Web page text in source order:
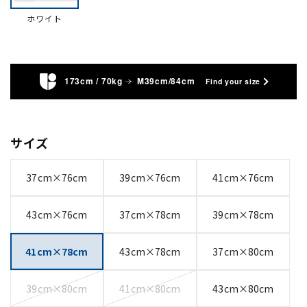
ホワイト
173cm / 70kg M39cm/84cm Find your size
サイズ
37cm×76cm 39cm×76cm 41cm×76cm
43cm×76cm 37cm×78cm 39cm×78cm
41cm×78cm 43cm×78cm 37cm×80cm
39cm×80cm 41cm×80cm 43cm×80cm